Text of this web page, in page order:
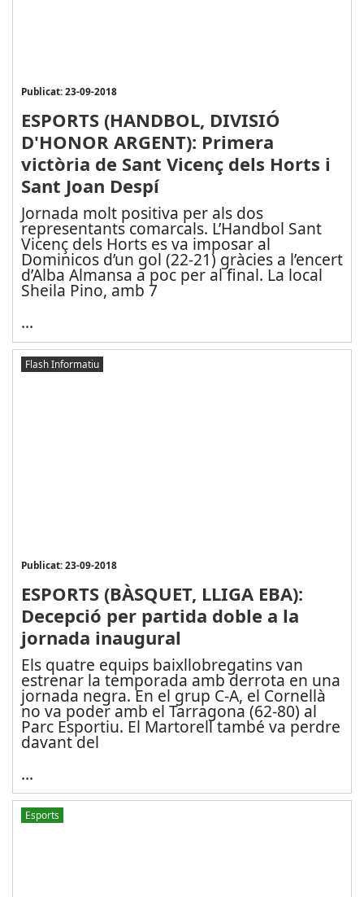
Publicat: 23-09-2018
ESPORTS (HANDBOL, DIVISIÓ
D'HONOR ARGENT): Primera
victòria de Sant Vicenç dels Horts i
Sant Joan Despí
Jornada molt positiva per als dos
representants comarcals. L’Handbol Sant
Vicenç dels Horts es va imposar al
Dominicos d’un gol (22-21) gràcies a l’encert
d’Alba Almansa a poc per al final. La local
Sheila Pino, amb 7
...
Flash Informatiu
Publicat: 23-09-2018
ESPORTS (BÀSQUET, LLIGA EBA):
Decepció per partida doble a la
jornada inaugural
Els quatre equips baixllobregatins van
estrenar la temporada amb derrota en una
jornada negra. En el grup C-A, el Cornellà
no va poder amb el Tarragona (62-80) al
Parc Esportiu. El Martorell també va perdre
davant del
...
Esports